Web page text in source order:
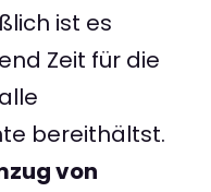
ist es
Zeit für die
bereithältst.
von